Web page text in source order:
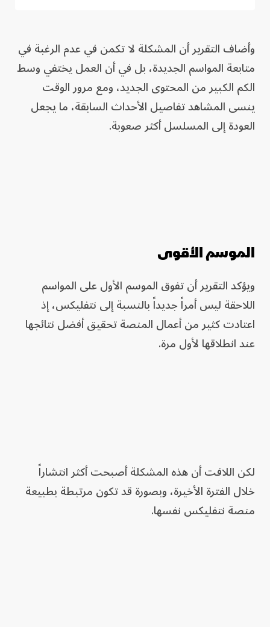
وأضاف التقرير أن المشكلة لا تكمن في عدم الرغبة في
متابعة المواسم الجديدة، بل في أن العمل يختفي وسط
الكم الكبير من المحتوى الجديد، ومع مرور الوقت
ينسى المشاهد تفاصيل الأحداث السابقة، ما يجعل
العودة إلى المسلسل أكثر صعوبة.
الموسم الأقوى
ويؤكد التقرير أن تفوق الموسم الأول على المواسم
اللاحقة ليس أمراً جديداً بالنسبة إلى نتفليكس، إذ
اعتادت كثير من أعمال المنصة تحقيق أفضل نتائجها
عند انطلاقها لأول مرة.
لكن اللافت أن هذه المشكلة أصبحت أكثر انتشاراً
خلال الفترة الأخيرة، وبصورة قد تكون مرتبطة بطبيعة
منصة نتفليكس نفسها.